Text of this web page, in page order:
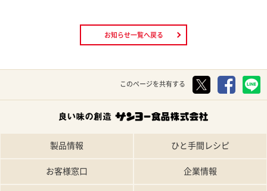
お知らせ一覧へ戻る
このページを共有する
製品情報 ひと手間レシピ
お客様窓口 企業情報